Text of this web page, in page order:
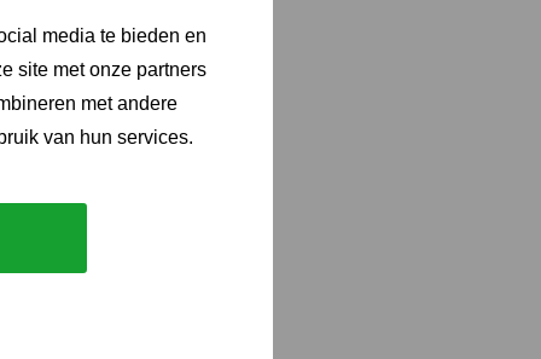
media te bieden en
site met onze partners
met andere
van hun services.